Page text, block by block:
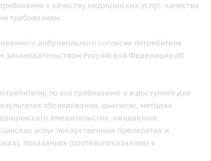
к качеству медицинских услуг, качество
требованиям.
добровольного согласия потребителя
законодательством Российской Федерации об
по его требованию и в доступной для
обследования, диагнозе, методах
вмешательства, ожидаемых
услуг лекарственных препаратах и
показаниях (противопоказаниях) к